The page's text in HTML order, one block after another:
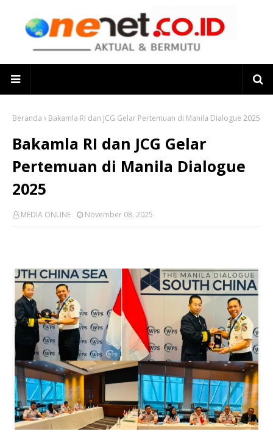
Beranda Bakamla RI dan JCG Gelar Pertemuan di Manila Dialogue 2025
Bakamla RI dan JCG Gelar
Pertemuan di Manila Dialogue
2025
MEDIA ONLINE November 08, 2025